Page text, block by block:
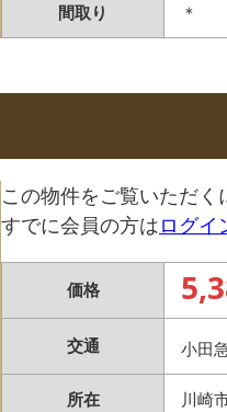
間取り ＊
この物件をご覧いただく
すでに会員の方はログイ
価格
交通 小田
所在 川崎